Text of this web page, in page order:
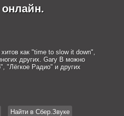
как "time to slow it down",
других. Gary B можно
"Лёгкое Радио" и других
Найти в Сбер.Звуке